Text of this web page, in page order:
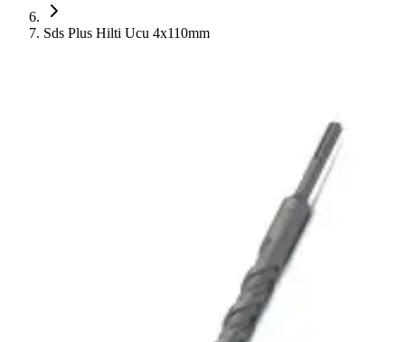
Sds Plus Hilti Ucu 4x110mm